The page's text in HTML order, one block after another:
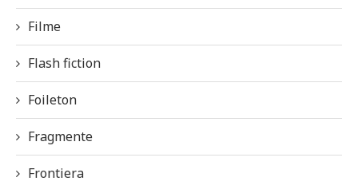
Filme
Flash fiction
Foileton
Fragmente
Frontiera